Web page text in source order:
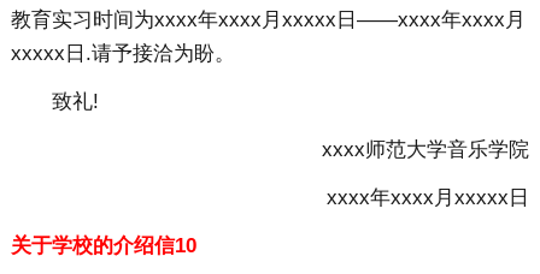
教育实习时间为xxxx年xxxx月xxxxx日——xxxx年xxxx月
xxxxx日.请予接洽为盼。
致礼!
xxxx师范大学音乐学院
xxxx年xxxx月xxxxx日
关于学校的介绍信10